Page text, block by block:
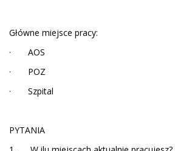
Główne miejsce pracy:
· AOS
· POZ
· Szpital
PYTANIA